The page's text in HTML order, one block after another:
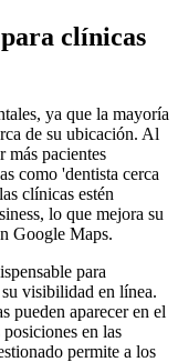
clínicas
ya que la mayoría
de su ubicación. Al
más pacientes
como 'dentista cerca
clínicas estén
lo que mejora su
Google Maps.
para
visibilidad en línea.
pueden aparecer en el
en las
permite a los